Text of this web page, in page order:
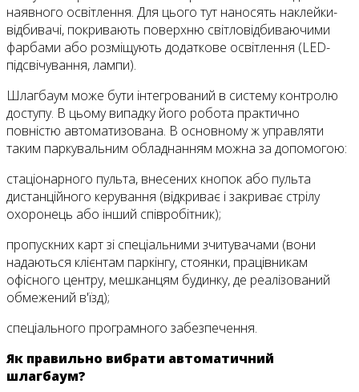
наявного освітлення. Для цього тут наносять наклейки-
відбивачі, покривають поверхню світловідбиваючими
фарбами або розміщують додаткове освітлення (LED-
підсвічування, лампи).
Шлагбаум може бути інтегрований в систему контролю
доступу. В цьому випадку його робота практично
повністю автоматизована. В основному ж управляти
таким паркувальним обладнанням можна за допомогою:
стаціонарного пульта, внесених кнопок або пульта
дистанційного керування (відкриває і закриває стрілу
охоронець або інший співробітник);
пропускних карт зі спеціальними зчитувачами (вони
надаються клієнтам паркінгу, стоянки, працівникам
офісного центру, мешканцям будинку, де реалізований
обмежений в'їзд);
спеціального програмного забезпечення.
Як правильно вибрати автоматичний
шлагбаум?